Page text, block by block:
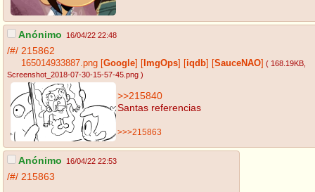
Anónimo 16/04/22 22:48
/#/ 215862
165014933887.png Google ImgOps iqdb SauceNAO ( 168.19KB
Screenshot_2018-07-30-15-57-45.png )
>>215840
Santas referencias
>>>215863
Anónimo 16/04/22 22:53
/#/ 215863